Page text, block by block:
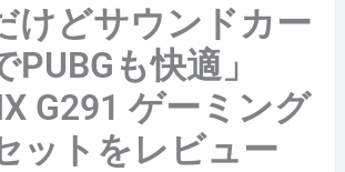
けどサウンドカー
PUBGも快適」
G291 ゲーミング
ットをレビュー